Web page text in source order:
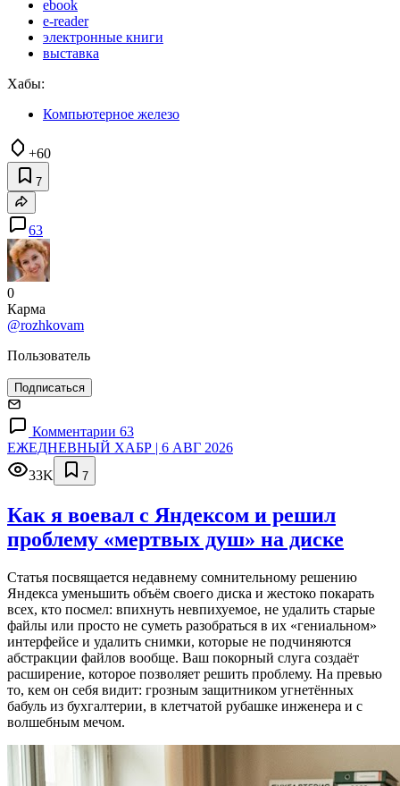
ebook
e-reader
электронные книги
выставка
Хабы:
Компьютерное железо
+60
7
63
0
Карма
@rozhkovam
Пользователь
Подписаться
Комментарии 63
ЕЖЕДНЕВНЫЙ ХАБР | 6 АВГ 2026
33K
7
Как я воевал с Яндексом и решил
проблему «мертвых душ» на диске
Статья посвящается недавнему сомнительному решению
Яндекса уменьшить объём своего диска и жестоко покарать
всех, кто посмел: впихнуть невпихуемое, не удалить старые
файлы или просто не суметь разобраться в их «гениальном»
интерфейсе и удалить снимки, которые не подчиняются
абстракции файлов вообще. Ваш покорный слуга создаёт
расширение, которое позволяет решить проблему. На превью
то, кем он себя видит: грозным защитником угнетённых
бабуль из бухгалтерии, в клетчатой рубашке инженера и с
волшебным мечом.